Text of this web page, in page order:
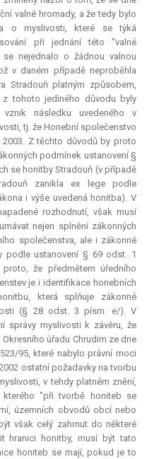
valné hromady, a že tedy bylo
o myslivosti, které se týká
při jednání této "valné
nejednalo o žádnou valnou
v daném případě neproběhla
Stradouň platným způsobem,
tohoto jediného důvodu byly
následku uvedeného v
tj. že Honební společenstvo
Z těchto důvodů by proto
podmínek ustanovení §
se honitby Stradouň (v případě
zanikla ex legepodle
i výše uvedená honitba). V
rozhodnutí, však musí
nejen splnění zákonných
společenstva, ale i zákonné
podle ustanovení § 69 odst. 1
že předmětem úředního
je i identifikace honebních
která splňuje zákonné
(§ 28 odst. 3 písm. e/). V
správy myslivosti k závěru, že
úřadu Chrudim ze dne
95, které nabylo právní moci
ostatní požadavky na tvorbu
v tehdy platném znění,
"při tvorbě honiteb se
územních obvodů obcí nebo
však celý zahrnut do některé
hranici honitby, musí být tato
honiteb se mají, pokud je to